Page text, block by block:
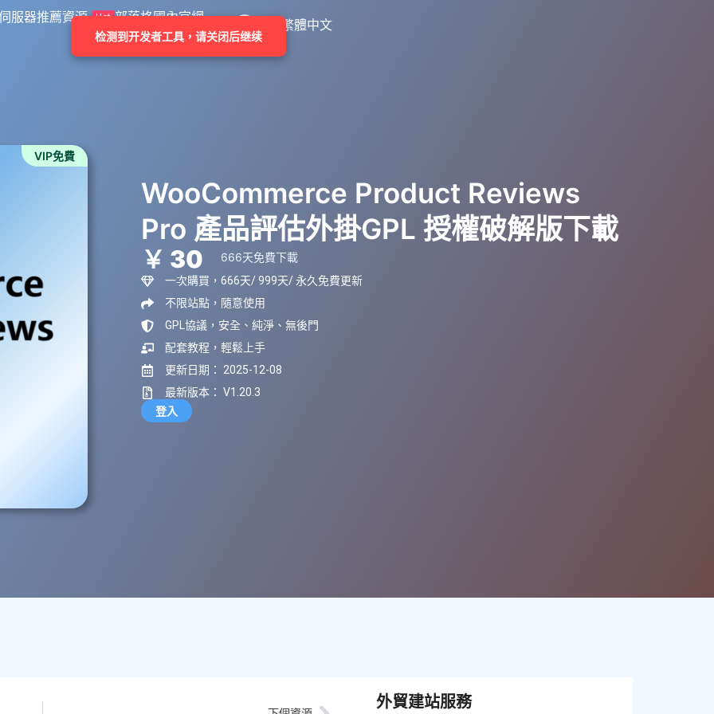
服器推薦資源 Hot 部落格國內官網 繁體中文
VIP免費
WooCommerce Product Reviews
Pro 產品評估外掛GPL 授權破解版下載
￥ 30 666天免費下載
一次購買，666天/ 999天/ 永久免費更新
不限站點，隨意使用
GPL協議，安全、純淨、無後門
配套教程，輕鬆上手
更新日期： 2025-12-08
最新版本： V1.20.3
登入
外貿建站服務
检测到开发者工具，请关闭后继续